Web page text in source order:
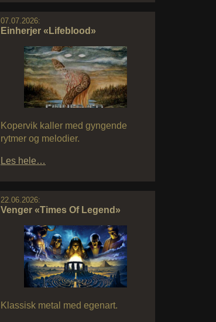
07.07.2026:
Einherjer «Lifeblood»
Kopervik kaller med gyngende
rytmer og melodier.
Les hele…
22.06.2026:
Venger «Times Of Legend»
Klassisk metal med egenart.